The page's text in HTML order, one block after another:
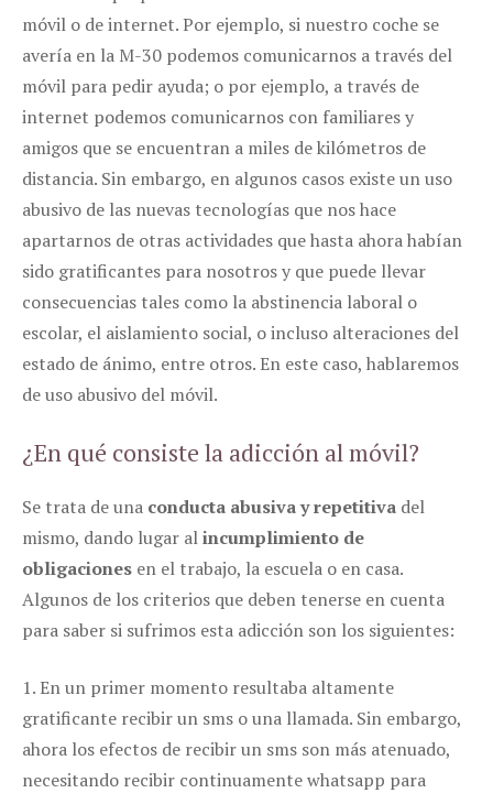
móvil o de internet. Por ejemplo, si nuestro coche se
avería en la M-30 podemos comunicarnos a través del
móvil para pedir ayuda; o por ejemplo, a través de
internet podemos comunicarnos con familiares y
amigos que se encuentran a miles de kilómetros de
distancia. Sin embargo, en algunos casos existe un uso
abusivo de las nuevas tecnologías que nos hace
apartarnos de otras actividades que hasta ahora habían
sido gratificantes para nosotros y que puede llevar
consecuencias tales como la abstinencia laboral o
escolar, el aislamiento social, o incluso alteraciones del
estado de ánimo, entre otros. En este caso, hablaremos
de uso abusivo del móvil.
¿En qué consiste la adicción al móvil?
Se trata de una conducta abusiva y repetitiva del
mismo, dando lugar alincumplimiento de
obligaciones en el trabajo, la escuela o en casa.
Algunos de los criterios que deben tenerse en cuenta
para saber si sufrimos esta adicción son los siguientes:
1. En un primer momento resultaba altamente
gratificante recibir un sms o una llamada. Sin embargo,
ahora los efectos de recibir un sms son más atenuado,
necesitando recibir continuamente whatsapp para